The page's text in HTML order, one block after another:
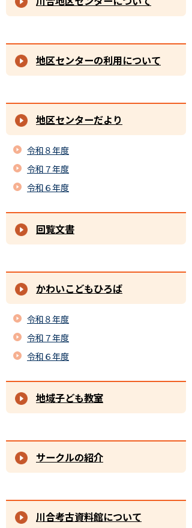
地区センターの利用について
地区センターだより
令和８年度
令和７年度
令和６年度
回覧文書
かわいこどもひろば
令和８年度
令和７年度
令和６年度
地域子ども教室
サークルの紹介
川合考古資料館について